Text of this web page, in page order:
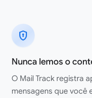
encrypted
Nunca lemos o
O Mail Track registra
mensagens que você